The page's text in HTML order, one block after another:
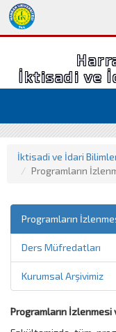
İktisadi ve
İktisadi ve İdari
Programların
Programların
Ders Müfredatları
Kurumsal Arşivimiz
Programların